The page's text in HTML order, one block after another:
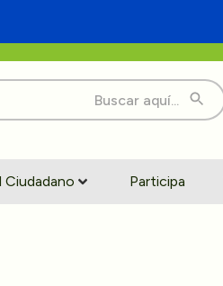
Ciudadano Participa